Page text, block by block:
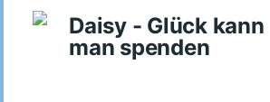
Daisy - Glück kann
man spenden